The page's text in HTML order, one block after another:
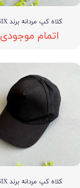
کلاه کپ مردانه برند SIX
اتمام موجودی
کلاه کپ مردانه برند SIX